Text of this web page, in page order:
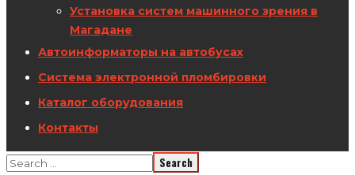
Установка систем машинного зрения в
Магадане
Автоинформаторы на автобусах
Система электронной пломбировки
Каталог оборудования
Контакты